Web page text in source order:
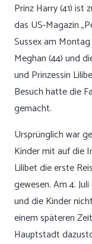
Prinz Harry (41) ist
das US-Magazin
Sussex am Montag
Meghan (44) und
und Prinzessin
Besuch hatte die
gemacht.
Ursprünglich war
Kinder mit auf die
Lilibet die erste
gewesen. Am 4.
und die Kinder
einem späteren
Hauptstadt